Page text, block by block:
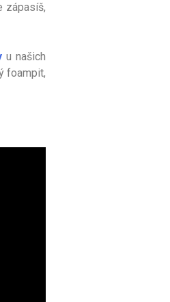
zápasíš,
u našich
foampit,